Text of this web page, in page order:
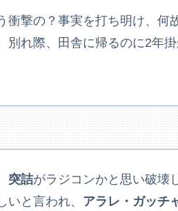
衝撃の？事実を打ち明け、何
別れ際、田舎に帰るのに2年掛
突詰がラジコンかと思い破壊
いと言われ、 アラレ・ガッチ